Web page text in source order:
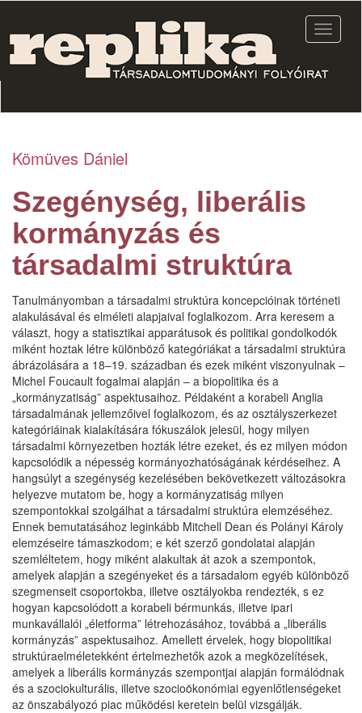
tartalomra
Kömüves Dániel
Szegénység, liberális
kormányzás és
társadalmi struktúra
Tanulmányomban a társadalmi struktúra koncepcióinak történeti
alakulásával és elméleti alapjaival foglalkozom. Arra keresem a
választ, hogy a statisztikai apparátusok és politikai gondolkodók
miként hoztak létre különböző kategóriákat a társadalmi struktúra
ábrázolására a 18–19. században és ezek miként viszonyulnak –
Michel Foucault fogalmai alapján – a biopolitika és a
„kormányzatiság” aspektusaihoz. Példaként a korabeli Anglia
társadalmának jellemzőivel foglalkozom, és az osztályszerkezet
kategóriáinak kialakítására fókuszálok jelesül, hogy milyen
társadalmi környezetben hozták létre ezeket, és ez milyen módon
kapcsolódik a népesség kormányozhatóságának kérdéseihez. A
hangsúlyt a szegénység kezelésében bekövetkezett változásokra
helyezve mutatom be, hogy a kormányzatiság milyen
szempontokkal szolgálhat a társadalmi struktúra elemzéséhez.
Ennek bemutatásához leginkább Mitchell Dean és Polányi Károly
elemzéseire támaszkodom; e két szerző gondolatai alapján
szemléltetem, hogy miként alakultak át azok a szempontok,
amelyek alapján a szegényeket és a társadalom egyéb különböző
szegmenseit csoportokba, illetve osztályokba rendezték, s ez
hogyan kapcsolódott a korabeli bérmunkás, illetve ipari
munkavállalói „életforma” létrehozásához, továbbá a „liberális
kormányzás” aspektusaihoz. Amellett érvelek, hogy biopolitikai
struktúraelméletekként értelmezhetők azok a megközelítések,
amelyek a liberális kormányzás szempontjai alapján formálódnak
és a szociokulturális, illetve szocioökonómiai egyenlőtlenségeket
az önszabályozó piac működési keretein belül vizsgálják.